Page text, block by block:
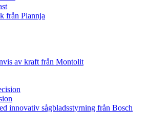
från Plannja
av kraft från Montolit
innovativ sågbladsstyrning från Bosch